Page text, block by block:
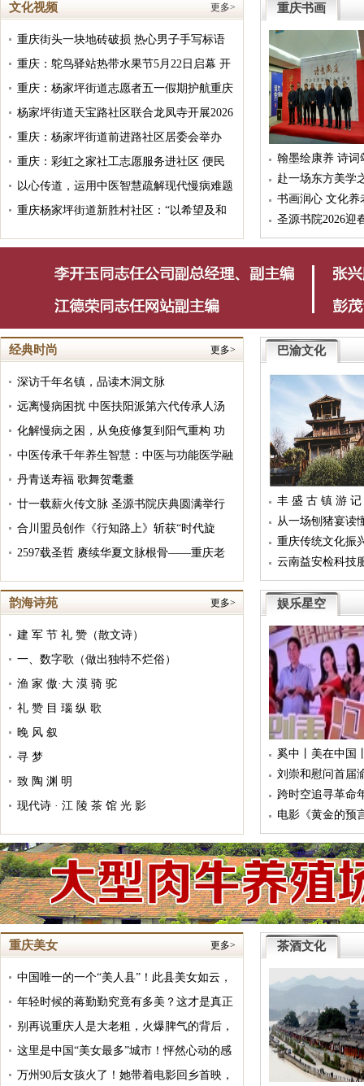
兰亭书法节绍兴开幕
又是一年春游季，看古
文化视频 更多>
重庆街头一块地砖破损 热心男子手写标语
提醒市民注意安全
重庆：鸵鸟驿站热带水果节5月22日启幕 开
启这场属于味蕾的盛夏狂欢
重庆：杨家坪街道志愿者五一假期护航重庆
动物园 紧急救助晕倒老人
杨家坪街道天宝路社区联合龙凤寺开展2026
年第二季度消防暨防洪抗汛应急演练活动
重庆：杨家坪街道前进路社区居委会举办
了“愈见心灵·邻里同行”心理健康讲座活动
重庆：彩虹之家社工志愿服务进社区 便民
暖心送关怀
以心传道，运用中医智慧疏解现代慢病难题
——湖湘子弟汤大铁和他的慢病“防、治、
重庆杨家坪街道新胜村社区：“以希望及和
重庆书画
翰墨绘康养 诗词
村·兴茂康养度
赴一场东方美学
佛教艺术馆开幕
书画润心 文化养
牌了
圣源书院2026迎
经典时尚 更多>
深访千年名镇，品读木洞文脉
远离慢病困扰 中医扶阳派第六代传承人汤
大铁分享大众可践行的日常养阳良方
化解慢病之困，从免疫修复到阳气重构 功
能医学和扶阳中医“治、调、养、防”的体悟
中医传承千年养生智慧：中医与功能医学融
合 赋能全民健康
丹青送寿福 歌舞贺耄耋
廿一载薪火传文脉 圣源书院庆典圆满举行
合川盟员创作《行知路上》斩获“时代旋
律”2025原创词曲征集一等奖
2597载圣哲 赓续华夏文脉根骨——重庆老
巴渝文化
丰 盛 古 镇 游 记
从一场刨猪宴读
重庆传统文化振
云南益安检科技
韵海诗苑 更多>
建 军 节 礼 赞（散文诗）
一、数字歌（做出独特不烂俗）
渔 家 傲·大 漠 骑 驼
礼 赞 目 瑙 纵 歌
晚 风 叙
寻 梦
致 陶 渊 明
现代诗 · 江 陵 茶 馆 光 影
娱乐星空
奚中丨美在中国
刘崇和慰问首届
跨时空追寻革命
影活动举行
电影《黄金的预
情加盟打造
重庆美女 更多>
中国唯一的一个“美人县”！此县美女如云，
你知道是哪个县吗？
年轻时候的蒋勤勤究竟有多美？这才是真正
倾国倾城的美女
别再说重庆人是大老粗，火爆脾气的背后，
是勇猛坚强的生命哲学啊
这里是中国“美女最多”城市！怦然心动的感
觉
万州90后女孩火了！她带着电影回乡首映，
茶酒文化